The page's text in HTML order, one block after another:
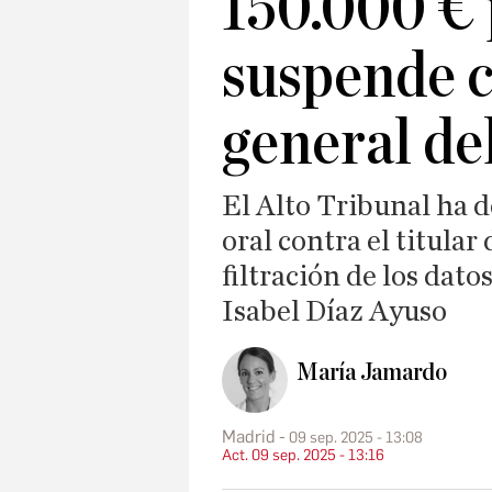
suspende
general
El Alto Tribunal ha
oral contra el titular
filtración de los
Isabel Díaz Ayuso
María Jamardo
Madrid
09 sep. 2025 - 13:08
Act. 09 sep. 2025 - 13:16